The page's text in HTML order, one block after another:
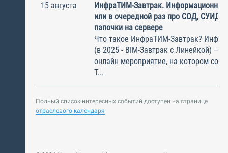
15 августа
ИнфраТИМ-Завтрак.
или в очередной раз про СОД, СУИД и
папочки на сервере
Что такое ИнфраТИМ-Завтрак?
(в 2025 - BIM-Завтрак с Линейкой) –
онлайн мероприятие, на котором
Т...
Полный список интересных событий доступен на странице
отраслевого календаря